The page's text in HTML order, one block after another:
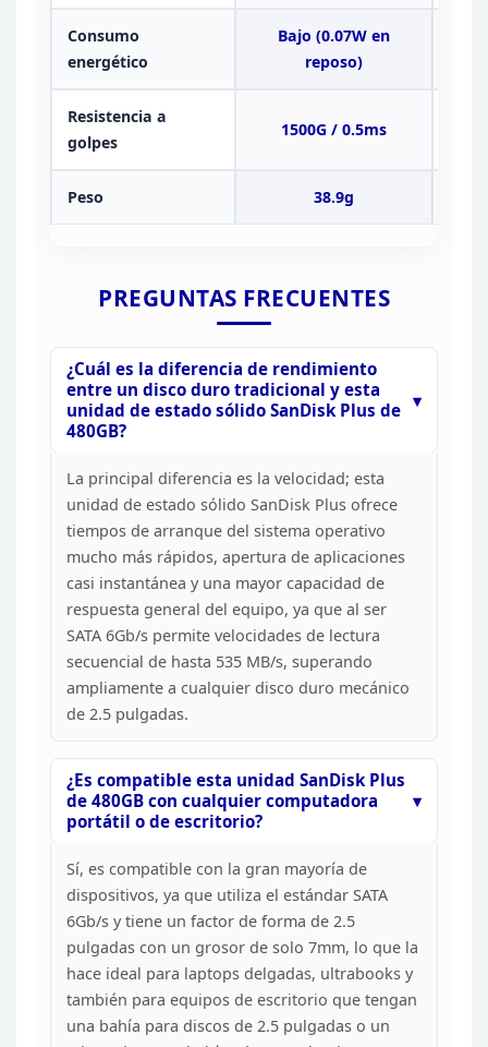
Consumo
energético
Bajo (0.07W en
reposo)
Resistencia a
golpes
1500G / 0.5ms
Peso 38.9g
PREGUNTAS FRECUENTES
¿Cuál es la diferencia de rendimiento
entre un disco duro tradicional y esta
unidad de estado sólido SanDisk Plus de
480GB?
La principal diferencia es la velocidad; esta
unidad de estado sólido SanDisk Plus ofrece
tiempos de arranque del sistema operativo
mucho más rápidos, apertura de aplicaciones
casi instantánea y una mayor capacidad de
respuesta general del equipo, ya que al ser
SATA 6Gb/s permite velocidades de lectura
secuencial de hasta 535 MB/s, superando
ampliamente a cualquier disco duro mecánico
de 2.5 pulgadas.
¿Es compatible esta unidad SanDisk Plus
de 480GB con cualquier computadora
portátil o de escritorio?
Sí, es compatible con la gran mayoría de
dispositivos, ya que utiliza el estándar SATA
6Gb/s ytiene un factor de forma de 2.5
pulgadas con un grosor de solo 7mm, lo que la
hace ideal para laptops delgadas, ultrabooks y
también para equipos de escritorio que tengan
una bahía para discos de 2.5 pulgadas o un